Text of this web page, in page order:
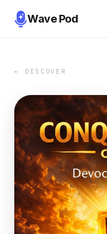
Wave Pod
← DISCOVER